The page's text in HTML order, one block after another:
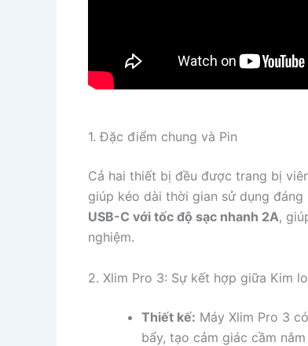
1. Đặc điểm chung và Pin
Cả hai thiết bị đều được trang bị
giúp kéo dài thời gian sử dụng
USB-C với tốc độ sạc nhanh 2A,
nghiệm.
2. Xlim Pro 3: Sự kết hợp giữa Kim
Thiết kế: Máy Xlim Pro 3
bẩy, tạo cảm giác cầm